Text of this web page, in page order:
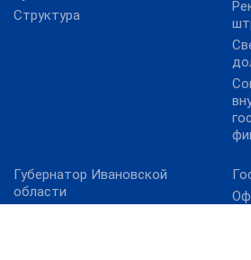
Структура
Губернатор Ивановской
области